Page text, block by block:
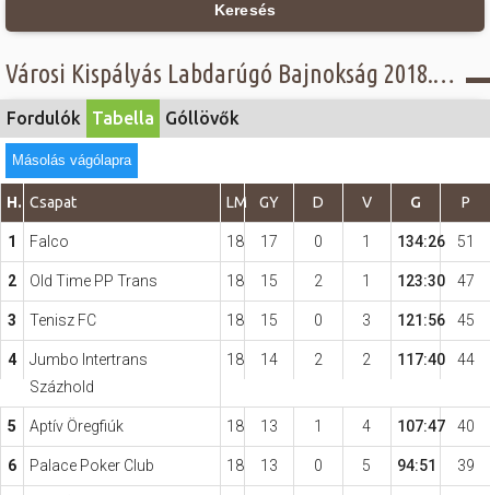
Sport
Szabadidő
Hasznos
Keresés
Városi Kispályás Labdarúgó Bajnokság 2018. - Tabella - Concordia Üzemanyagkutak Kft. - Öregfiúk osztály
Fordulók Tabella Góllövők
Másolás vágólapra
H. Csapat LM GY D V G P
1 Falco 18 17 0 1 134:26 51
2 Old Time PP Trans 18 15 2 1 123:30 47
3 Tenisz FC 18 15 0 3 121:56 45
4
Jumbo Intertrans
Százhold
18 14 2 2 117:40 44
5 Aptív Öregfiúk 18 13 1 4 107:47 40
6 Palace Poker Club 18 13 0 5 94:51 39